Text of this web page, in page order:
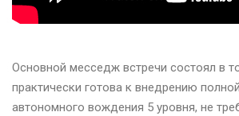
Основной месседж встречи состоял в
практически готова к внедрению
автономного вождения 5 уровня, не